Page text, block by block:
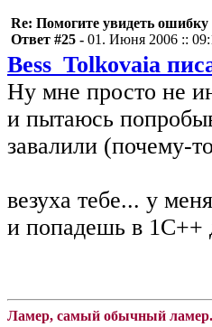
Re: Помогите увидеть ошибку
Ответ #25 - 01. Июня 2006 ::
Bess_Tolkovaia
Ну мне просто не
и пытаюсь
завалили (почему-
везуха тебе... у
и попадешь в 1С++
Ламер, самый обычный